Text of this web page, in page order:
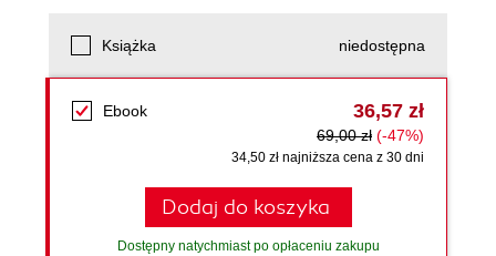
Książka niedostępna
Ebook 36,57 zł
69,00 zł (-47%)
34,50 zł najniższa cena z 30 dni
Dodaj do koszyka
Dostępny natychmiast po opłaceniu zakupu